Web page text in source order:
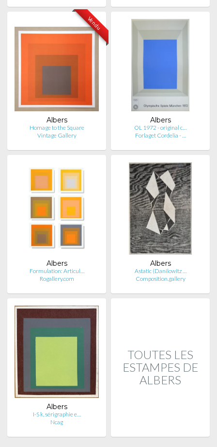
Vendu
Albers
Homage to the Square
Vintage Gallery
Albers
OL 1972 - original c…
Forlaget Cordelia - …
Albers
Formulation: Articul…
Rogallery.com
Albers
Astatic (Danilowitz …
Composition.gallery
Albers
I-S k, sérigraphie e…
Ncag
TOUTES LES
ESTAMPES DE
ALBERS